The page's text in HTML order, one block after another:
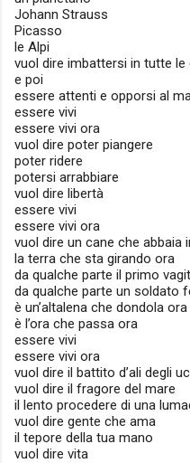
Johann Strauss
Picasso
le Alpi
vuol dire imbattersi in tutte le
e poi
essere attenti e opporsi al
essere vivi
essere vivi ora
vuol dire poter piangere
poter ridere
potersi arrabbiare
vuol dire libertà
essere vivi
essere vivi ora
vuol dire un cane che abbaia
la terra che sta girando ora
da qualche parte il primo
da qualche parte un soldato
è un’altalena che dondola ora
è l’ora che passa ora
essere vivi
essere vivi ora
vuol dire il battito d’ali degli
vuol dire il fragore del mare
il lento procedere di una
vuol dire gente che ama
il tepore della tua mano
vuol dire vita